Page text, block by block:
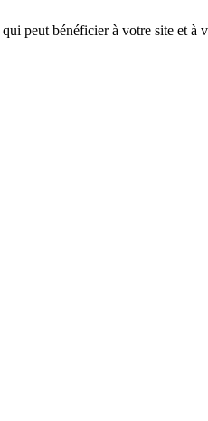
qui peut bénéficier à votre site et à